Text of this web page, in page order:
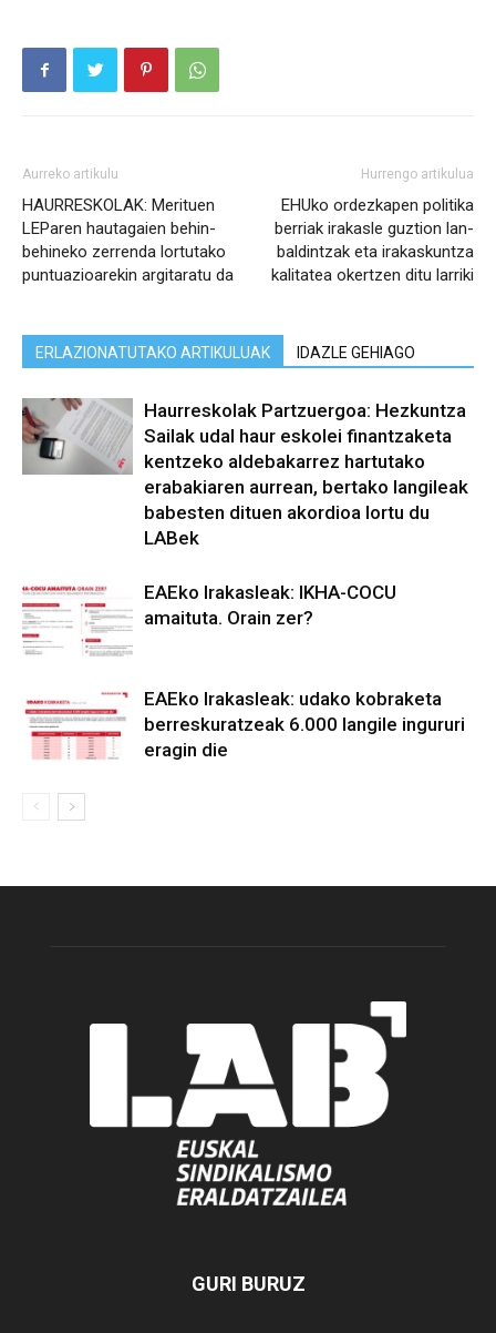
Aurreko artikulu
HAURRESKOLAK: Merituen
LEParen hautagaien behin-
behineko zerrenda lortutako
puntuazioarekin argitaratu da
Hurrengo artikulua
EHUko ordezkapen politika
berriak irakasle guztion lan-
baldintzak eta irakaskuntza
kalitatea okertzen ditu larriki
ERLAZIONATUTAKO ARTIKULUAK IDAZLE GEHIAGO
Haurreskolak Partzuergoa: Hezkuntza
Sailak udal haur eskolei finantzaketa
kentzeko aldebakarrez hartutako
erabakiaren aurrean, bertako langileak
babesten dituen akordioa lortu du
LABek
EAEko Irakasleak: IKHA-COCU
amaituta. Orain zer?
EAEko Irakasleak: udako kobraketa
berreskuratzeak 6.000 langile ingururi
eragin die
GURI BURUZ